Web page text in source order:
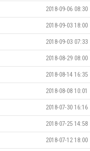
2018-09-06 08:30
2018-09-03 18:00
2018-09-03 07:33
2018-08-29 08:00
2018-08-14 16:35
2018-08-08 10:01
2018-07-30 16:16
2018-07-25 14:58
2018-07-12 18:00